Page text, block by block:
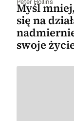
Peter Hollins
Myśl
się na
swoje